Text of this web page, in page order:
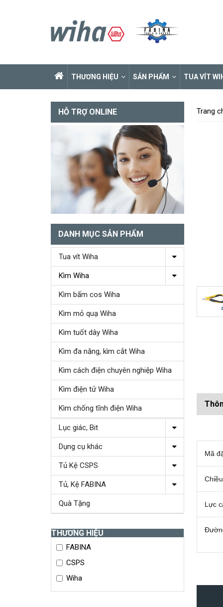
THƯƠNG HIỆU SẢN PHẨM TUA VÍT
HỖ TRỢ ONLINE
DANH MỤC SẢN PHẨM
Tua vít Wiha
Kìm Wiha
Kìm bấm cos Wiha
Kìm mỏ quạ Wiha
Kìm tuốt dây Wiha
Kìm đa năng, kìm cắt Wiha
Kìm cách điện chuyên nghiệp Wiha
Kìm điện tử Wiha
Kìm chống tĩnh điện Wiha
Lục giác, Bit
Dụng cụ khác
Tủ Kệ CSPS
Tủ, Kệ FABINA
Quà Tặng
THƯƠNG HIỆU
FABINA
CSPS
Wiha
Trang
Mã
Lực